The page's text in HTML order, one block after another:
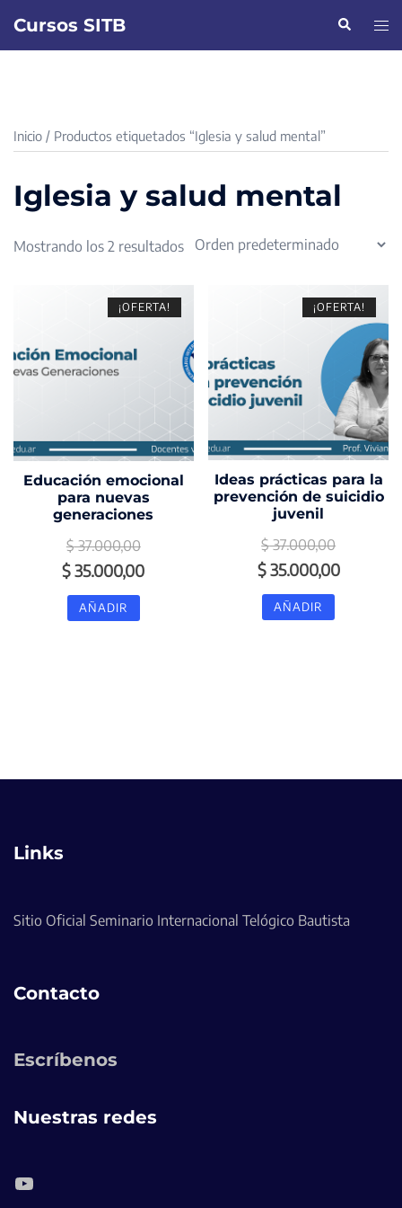
Cursos SITB Buscar
Inicio / Productos etiquetados “Iglesia y salud mental”
Iglesia y salud mental
Mostrando los 2 resultados
¡OFERTA!
Educación emocional
para nuevas
generaciones
$37.000,00
El
precio
original
$35.000,00El
AÑADIR
¡OFERTA!
Ideas prácticas para la
prevención de suicidio
juvenil
$37.000,00
El
precio
original
$35.000,00El
AÑADIR
Links
Sitio Oficial Seminario Internacional Telógico Bautista
Contacto
Escríbenos
Nuestras redes
YouTube